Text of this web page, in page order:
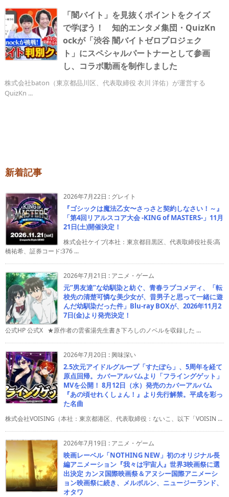
「闇バイト」を見抜くポイントをクイズ
で学ぼう！ 知的エンタメ集団・QuizKn
ockが「渋谷 闇バイトゼロプロジェク
ト」にスペシャルパートナーとして参画
し、コラボ動画を制作しました
株式会社baton（東京都品川区、代表取締役 衣川 洋佑）が運営する
QuizKn ...
新着記事
2026年7月22日 : グレイト
『ゴシックは魔法乙女〜さっさと契約しなさい！～』
「第4回リアルスコア大会 -KING of MASTERS-」11月
21日(土)開催決定！
株式会社ケイブ(本社：東京都目黒区、代表取締役社長:高
橋祐希、証券コード:376 ...
2026年7月21日 : アニメ・ゲーム
元”男友達”な幼馴染と紡ぐ、青春ラブコメディ、「転
校先の清楚可憐な美少女が、昔男子と思って一緒に遊
んだ幼馴染だった件」Blu-ray BOXが、2026年11月2
7日(金)より発売決定！
公式HP 公式X ★原作者の雲雀湯先生書き下ろしのノベルを収録した ...
2026年7月20日 :興味深い
2.5次元アイドルグループ「すたぽら」、5周年を経て
原点回帰。カバーアルバムより「フライングゲット」
MVを公開！ 8月12日（水）発売のカバーアルバム
『あの頃せれくしょん！』より先行解禁。平成を彩っ
た名曲
株式会社VOISING（本社：東京都港区、代表取締役：ないこ、以下「VOISIN ...
2026年7月19日 : アニメ・ゲーム
映画レーベル「NOTHING NEW」初のオリジナル長
編アニメーション『我々は宇宙人』世界3映画祭に選
出決定 カンヌ国際映画祭＆アヌシー国際アニメーシ
ョン映画祭に続き、メルボルン、ニュージーランド、
オタワ